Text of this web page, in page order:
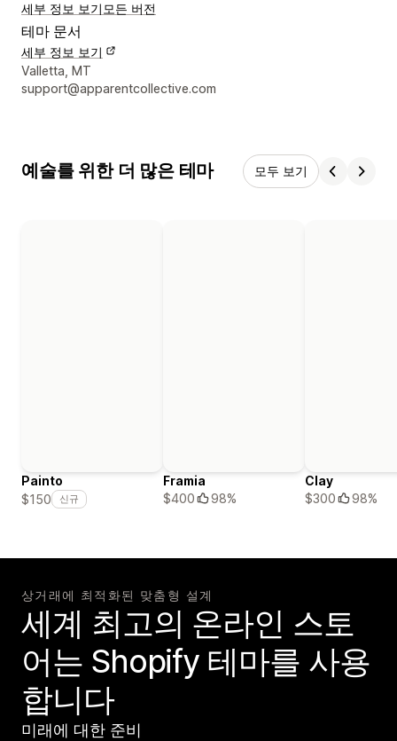
세부 정보 보기 모든 버전
테마 문서
세부 정보 보기
디자이너 연락처 세부 정보
Valletta, MT
support@apparentcollective.com
예술를 위한 더 많은 테마 모두 보기
Painto
$150
신규
Framia
$400
98%
Clay
$300
98%
상거래에 최적화된 맞춤형 설계
세계 최고의 온라인 스토
어는 Shopify 테마를 사용
합니다
미래에 대한 준비